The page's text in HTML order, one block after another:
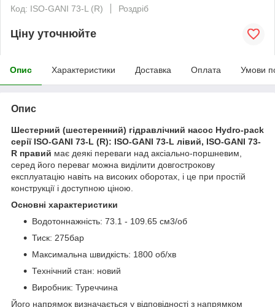
Код: ISO-GANI 73-L (R)
Роздріб
Ціну уточнюйте
Опис Характеристики Доставка Оплата Умови
Опис
Шестерний (шестеренний) гідравлічний насос Hydro-pack
серії ISO-GANI 73-L (R): ISO-GANI 73-L лівий, ISO-GANI 73-
R правий має деякі переваги над аксіально-поршневим,
серед його переваг можна виділити довгострокову
експлуатацію навіть на високих оборотах, і це при простій
конструкції і доступною ціною.
Основні характеристики
Водотоннажність: 73.1 - 109.65 см3/об
Тиск: 275бар
Максимальна швидкість: 1800 об/хв
Технічний стан: новий
Виробник: Туреччина
Його напрямок визначається у відповідності з напрямком